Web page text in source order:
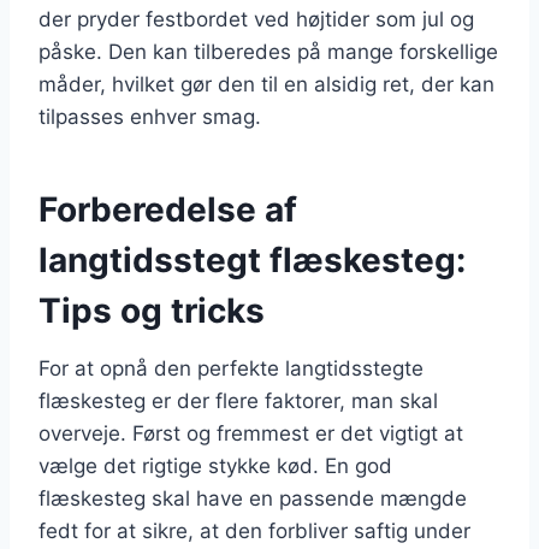
der pryder festbordet ved højtider som jul og
påske. Den kan tilberedes på mange forskellige
måder, hvilket gør den til en alsidig ret, der kan
tilpasses enhver smag.
Forberedelse af
langtidsstegt flæskesteg:
Tips og tricks
For at opnå den perfekte langtidsstegte
flæskesteg er der flere faktorer, man skal
overveje. Først og fremmest er det vigtigt at
vælge det rigtige stykke kød. En god
flæskesteg skal have en passende mængde
fedt for at sikre, at den forbliver saftig under